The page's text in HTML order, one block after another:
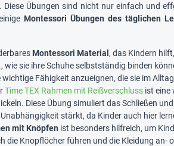
Übungen sind nicht nur einfach und
Montessori Übungen des täglichen
Montessori Material , das Kindern
wie sie ihre Schuhe selbstständig binden
Fähigkeit anzueignen, die sie im
Time TEX Rahmen mit Reißverschluss ist eine
Diese Übung simuliert das Schließen
stärkt, da Kinder auch hier
mit Knöpfen ist besonders hilfreich, um
die Knopflöcher führen und die Kleidung an-